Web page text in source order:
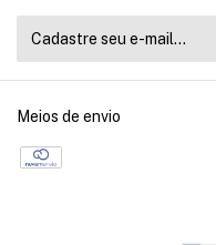
Meios de envio